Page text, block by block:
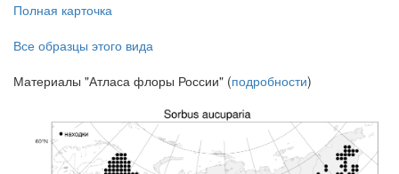
Полная карточка
Все образцы этого вида
Материалы "Атласа флоры России" (подробности)